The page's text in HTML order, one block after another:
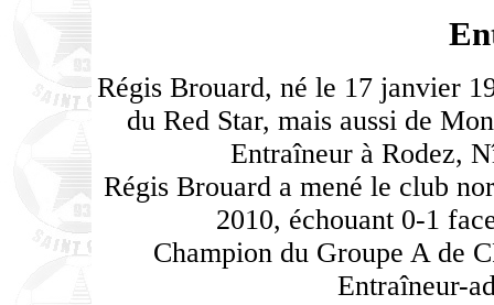
Régis Brouard, né le 17 janvier
du Red Star, mais aussi de
Entraîneur à Rodez,
Régis Brouard a mené le club
2010, échouant 0-1
Champion du Groupe A de
Entraîneur-